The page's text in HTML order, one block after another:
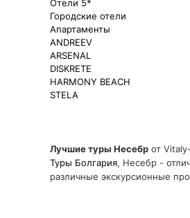
Отели 5*
Городские отели
Апартаменты
ANDREEV
ARSENAL
DISKRETE
HARMONY BEACH
STELA
Лучшие туры Несебр от
Туры Болгария, Несебр -
различные экскурсионные